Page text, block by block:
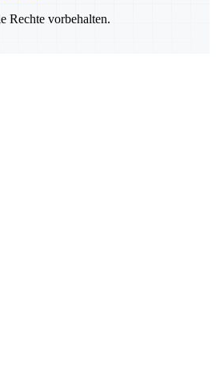
Rechte vorbehalten.